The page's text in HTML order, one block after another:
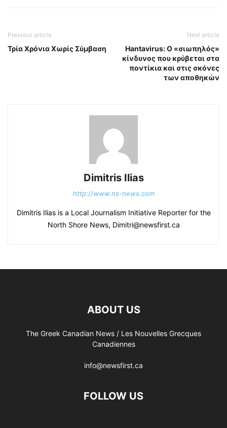
Previous article
Τρία Χρόνια Χωρίς Σύμβαση
Next article
Hantavirus: Ο «σιωπηλός»
κίνδυνος που κρύβεται στα
ποντίκια και στις σκόνες
των αποθηκών
Dimitris Ilias
http://www.ns-news.com
Dimitris Ilias is a Local Journalism Initiative Reporter for the
North Shore News, Dimitri@newsfirst.ca
ABOUT US
The Greek Canadian News / Les Nouvelles Grecques
Canadiennes
info@newsfirst.ca
FOLLOW US